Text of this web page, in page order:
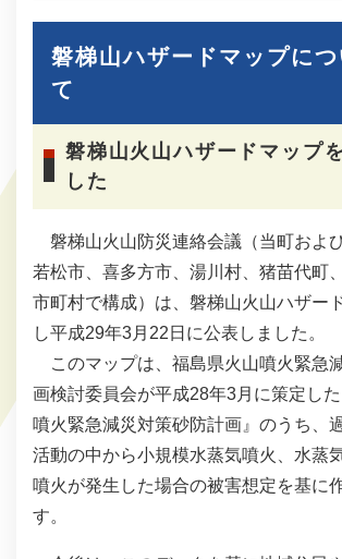
磐梯山ハザードマップにつ
て
磐梯山火山ハザードマップ
した
磐梯山火山防災連絡会議（当町およ
若松市、喜多方市、湯川村、猪苗代町
市町村で構成）は、磐梯山火山ハザー
し平成29年3月22日に公表しました。
このマップは、福島県火山噴火緊急
画検討委員会が平成28年3月に策定し
噴火緊急減災対策砂防計画』のうち、
活動の中から小規模水蒸気噴火、水蒸
噴火が発生した場合の被害想定を基に
す。